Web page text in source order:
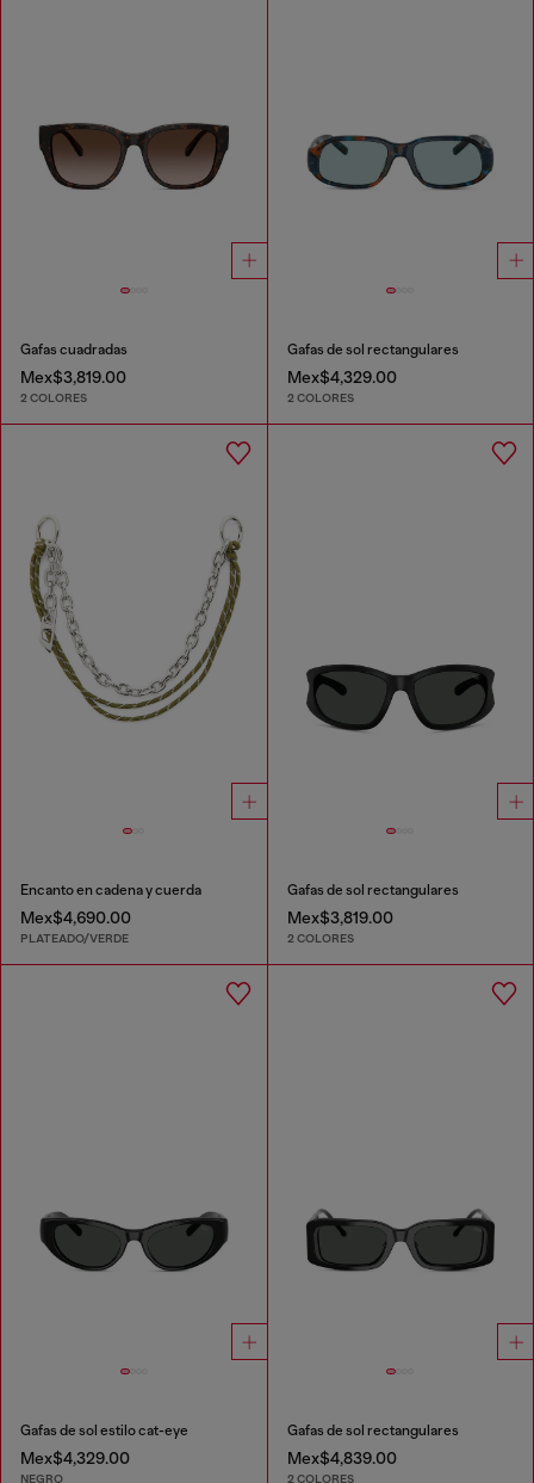
Gafas cuadradas
Mex$3,819.00
2 COLORES
Gafas de sol rectangulares
Mex$4,329.00
2 COLORES
Encanto en cadena y cuerda
Mex$4,690.00
PLATEADO/VERDE
Gafas de sol rectangulares
Mex$3,819.00
2 COLORES
Gafas de sol estilo cat-eye
Mex$4,329.00
NEGRO
Gafas de sol rectangulares
Mex$4,839.00
2 COLORES